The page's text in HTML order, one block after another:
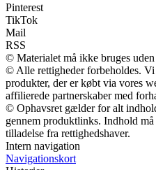
Pinterest
TikTok
Mail
RSS
© Materialet må ikke bruges
© Alle rettigheder forbeholdes. Vi
produkter, der er købt via vores
affilierede partnerskaber med
© Ophavsret gælder for alt
gennem produktlinks. Indhold
tilladelse fra rettighedshaver.
Intern navigation
Navigationskort